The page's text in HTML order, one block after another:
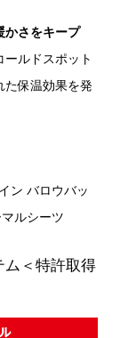
かさをキープ
ルドスポット
た保温効果を発
ン バロウバッ
ルシーツ
ム＜特許取得